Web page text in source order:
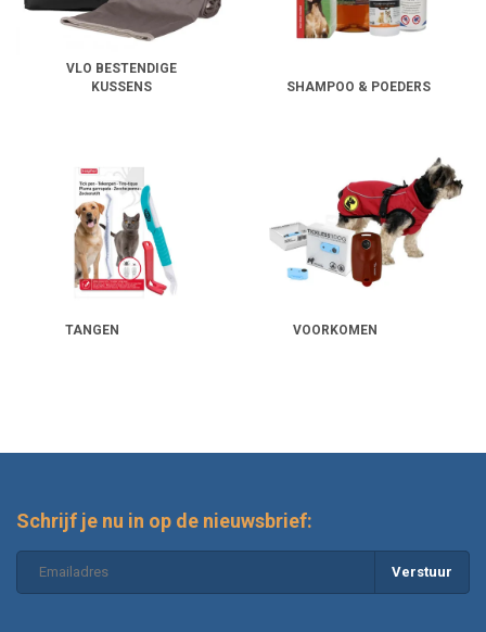
VLO BESTENDIGE
KUSSENS
SHAMPOO & POEDERS
TANGEN VOORKOMEN
Schrijf je nu in op de nieuwsbrief:
Verstuur